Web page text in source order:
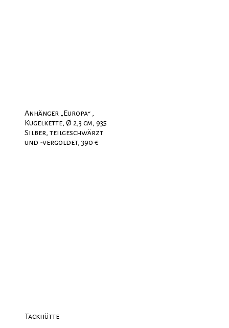
Anhänger „Europa“ ,
Kugelkette, Ø 2,3 cm, 935
Silber, teilgeschwärzt
und -vergoldet, 390 €
Tackhütte